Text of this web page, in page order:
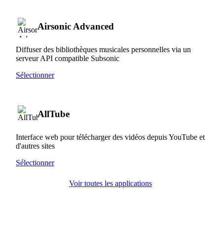
Airsonic Advanced
Diffuser des bibliothèques musicales personnelles via un
serveur API compatible Subsonic
Sélectionner
AllTube
Interface web pour télécharger des vidéos depuis YouTube et
d'autres sites
Sélectionner
Voir toutes les applications